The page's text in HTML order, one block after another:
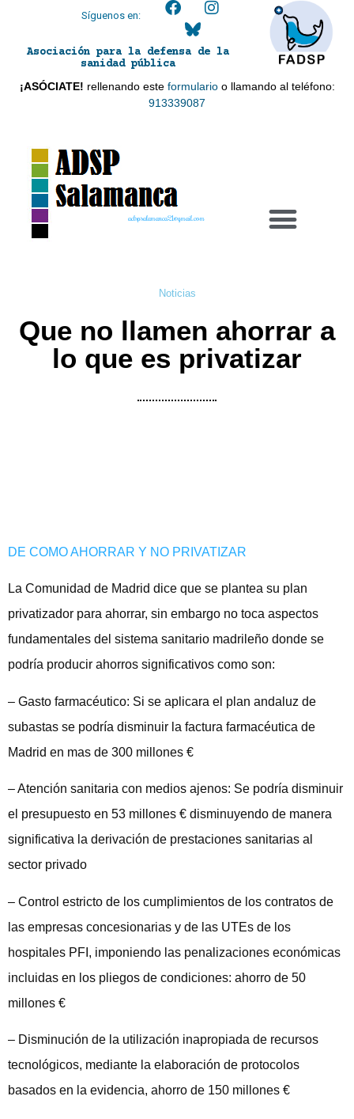
Síguenos en:
Asociación para la defensa de la
sanidad pública
¡ASÓCIATE! rellenando este formularioo llamando al teléfono:
913339087
adspsalamanca21@gmail.com
Noticias
Que no llamen ahorrar a
lo que es privatizar
DE COMO AHORRAR Y NO PRIVATIZAR
La Comunidad de Madrid dice que se plantea su plan
privatizador para ahorrar, sin embargo no toca aspectos
fundamentales del sistema sanitario madrileño donde se
podría producir ahorros significativos como son:
– Gasto farmacéutico: Si se aplicara el plan andaluz de
subastas se podría disminuir la factura farmacéutica de
Madrid en mas de 300 millones €
– Atención sanitaria con medios ajenos: Se podría disminuir
el presupuesto en 53 millones € disminuyendo de manera
significativa la derivación de prestaciones sanitarias al
sector privado
– Control estricto de los cumplimientos de los contratos de
las empresas concesionarias y de las UTEs de los
hospitales PFI, imponiendo las penalizaciones económicas
incluidas en los pliegos de condiciones: ahorro de 50
millones €
– Disminución de la utilización inapropiada de recursos
tecnológicos, mediante la elaboración de protocolos
basados en la evidencia, ahorro de 150 millones €